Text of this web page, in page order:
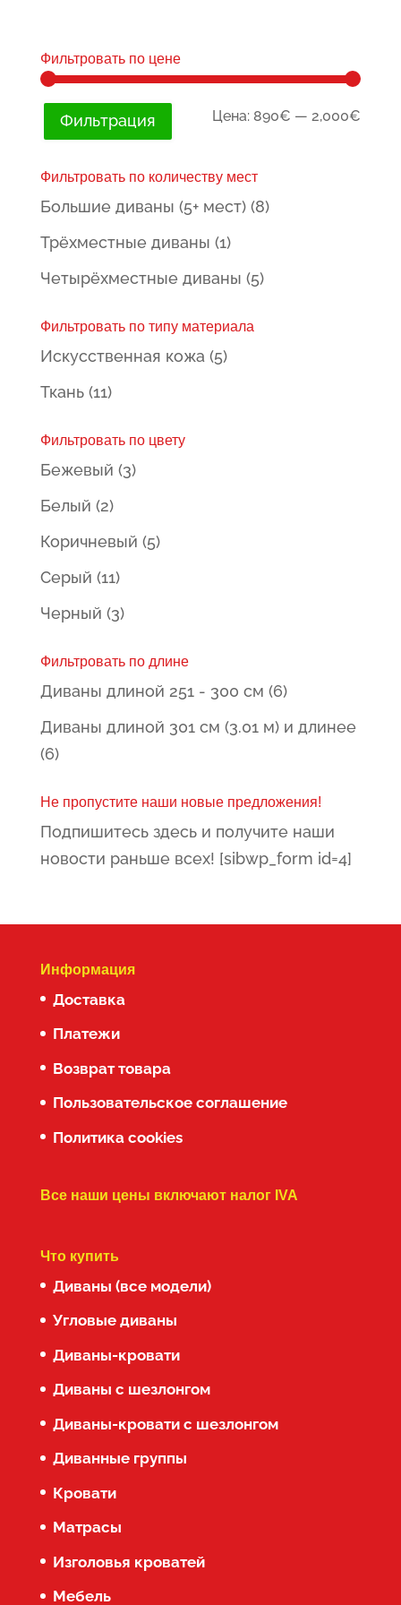
Фильтровать по цене
Фильтрация Цена: 890€ —2,000€
Фильтровать по количеству мест
Большие диваны (5+ мест) (8)
Трёхместные диваны (1)
Четырёхместные диваны (5)
Фильтровать по типу материала
Искусственная кожа (5)
Ткань (11)
Фильтровать по цвету
Бежевый (3)
Белый (2)
Коричневый (5)
Серый (11)
Черный (3)
Фильтровать по длине
Диваны длиной 251 - 300 см (6)
Диваны длиной 301 см (3.01 м) и длинее
(6)
Не пропустите наши новые предложения!
Подпишитесь здесь и получите наши
новости раньше всех! [sibwp_form id=4]
Информация
Доставка
Платежи
Возврат товара
Пользовательское соглашение
Политика cookies
Все наши цены включают налог IVA
Что купить
Диваны (все модели)
Угловые диваны
Диваны-кровати
Диваны с шезлонгом
Диваны-кровати с шезлонгом
Диванные группы
Кровати
Матрасы
Изголовья кроватей
Мебель